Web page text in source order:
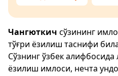
Чангюткич сўзининг
тўғри ёзилиш таснифи
Сўзнинг ўзбек алифбосида
ёзилиш имлоси, нечта